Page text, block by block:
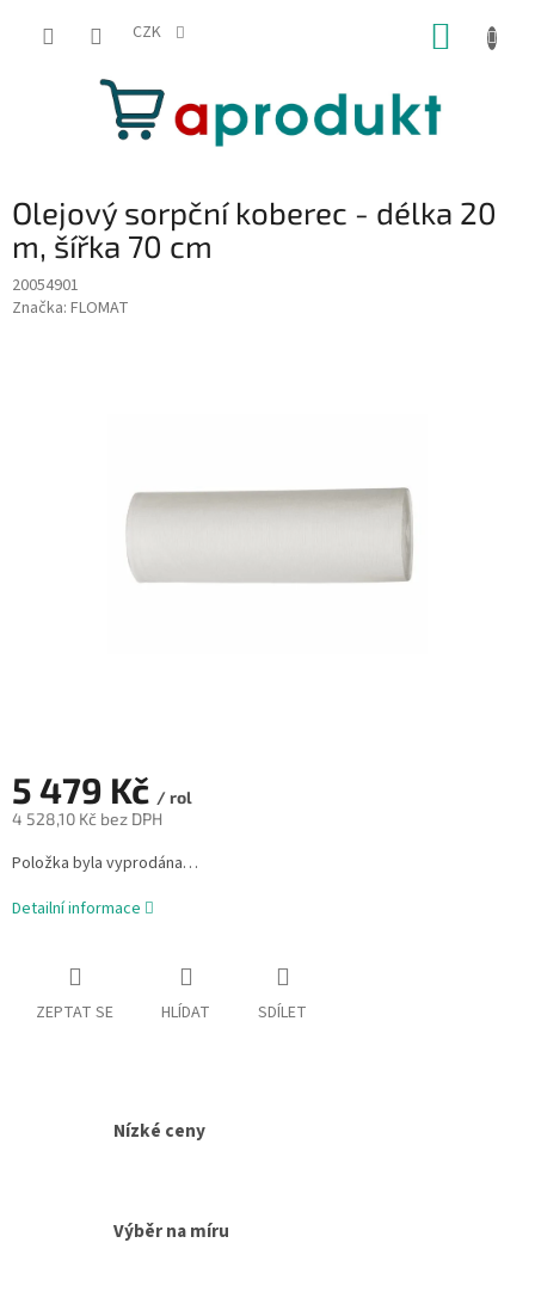
CZK
Olejový sorpční koberec - délka 20
m, šířka 70 cm
20054901
Značka: FLOMAT
5 479 Kč / rol
4 528,10 Kč bez DPH
Měrná
cena:
Položka byla vyprodána…
Detailní informace
ZEPTAT SE HLÍDAT SDÍLET
Nízké ceny
Výběr na míru